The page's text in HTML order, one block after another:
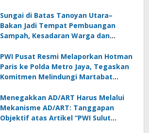
Sungai di Batas Tanoyan Utara–
Bakan Jadi Tempat Pembuangan
Sampah, Kesadaran Warga dan
PWI Pusat Resmi Melaporkan Hotman
Paris ke Polda Metro Jaya, Tegaskan
Komitmen Melindungi Martabat
Menegakkan AD/ART Harus Melalui
Mekanisme AD/ART: Tanggapan
Objektif atas Artikel “PWI Sulut